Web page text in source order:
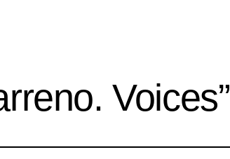
Voices”